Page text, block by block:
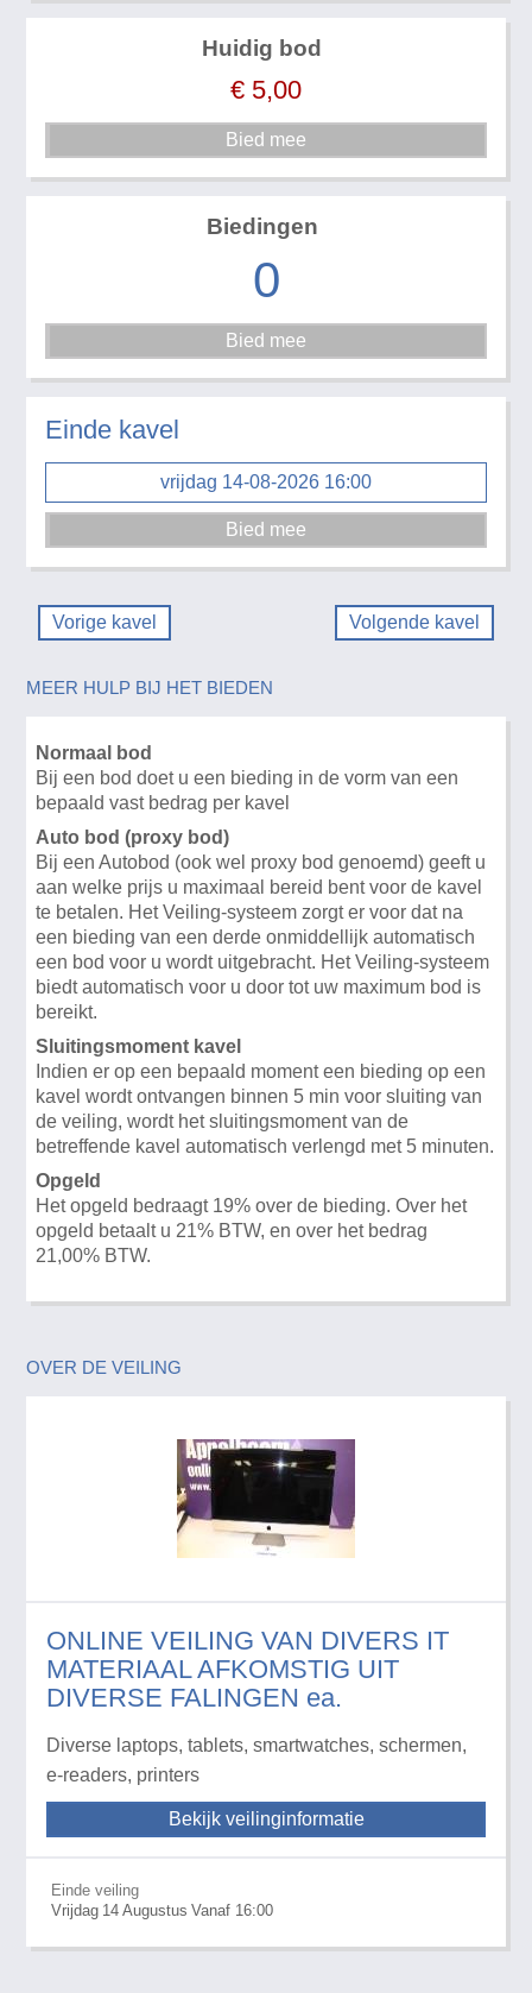
Huidig bod
€ 5,00
Biedingen
0
Einde kavel
vrijdag 14-08-2026 16:00
Vorige kavel Volgende kavel
MEER HULP BIJ HET BIEDEN
Normaal bod
Bij een bod doet u een bieding in de vorm van een
bepaald vast bedrag per kavel
Auto bod (proxy bod)
Bij een Autobod (ook wel proxy bod genoemd) geeft u
aan welke prijs u maximaal bereid bent voor de kavel
te betalen. Het Veiling-systeem zorgt er voor dat na
een bieding van een derde onmiddellijk automatisch
een bod voor u wordt uitgebracht. Het Veiling-systeem
biedt automatisch voor u door tot uw maximum bod is
bereikt.
Sluitingsmoment kavel
Indien er op een bepaald moment een bieding op een
kavel wordt ontvangen binnen 5 min voor sluiting van
de veiling, wordt het sluitingsmoment van de
betreffende kavel automatisch verlengd met 5 minuten.
Opgeld
Het opgeld bedraagt 19% over de bieding. Over het
opgeld betaalt u 21% BTW, en over het bedrag
21,00% BTW.
OVER DE VEILING
ONLINE VEILING VAN DIVERS IT
MATERIAAL AFKOMSTIG UIT
DIVERSE FALINGEN ea.
Diverse laptops, tablets, smartwatches, schermen,
e-readers, printers
Bekijk veilinginformatie
Einde veiling
Vrijdag 14 Augustus Vanaf 16:00